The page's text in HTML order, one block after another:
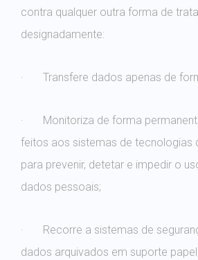
contra qualquer outra forma de
designadamente:
· Transfere dados apenas de
· Monitoriza de forma
feitos aos sistemas de tecnologias
para prevenir, detetar e impedir o
dados pessoais;
· Recorre a sistemas de
dados arquivados em suporte papel;